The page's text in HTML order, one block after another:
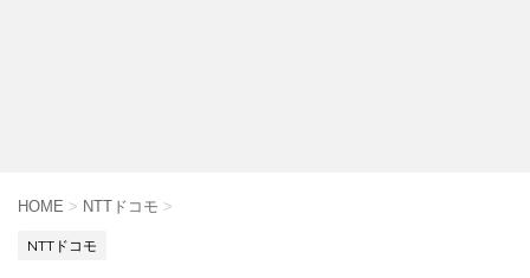
HOME > NTTドコモ >
NTTドコモ